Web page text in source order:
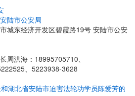
陆市公安局
城东经济开发区碧霞路19号 安陆市公安
周洪海：18995705710、
、5223938-3628
湖北省安陆市迫害法轮功学员陈爱芳的